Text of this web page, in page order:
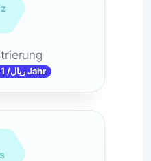
56,730,000 ریال/ 1 Jahr